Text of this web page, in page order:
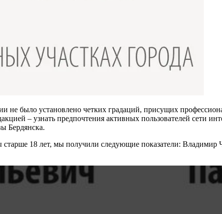
не было установлено четких градаций, присущих
– узнать предпочтения активных пользователей сети
Бердянска.
18 лет, мы получили следующие показатели: Владимир